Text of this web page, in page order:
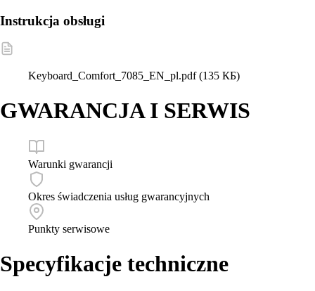
Instrukcja obsługi
Keyboard_Comfort_7085_EN_pl.pdf(135 КБ)
GWARANCJA I SERWIS
Warunki gwarancji
Okres świadczenia usług gwarancyjnych
Punkty serwisowe
Specyfikacje techniczne